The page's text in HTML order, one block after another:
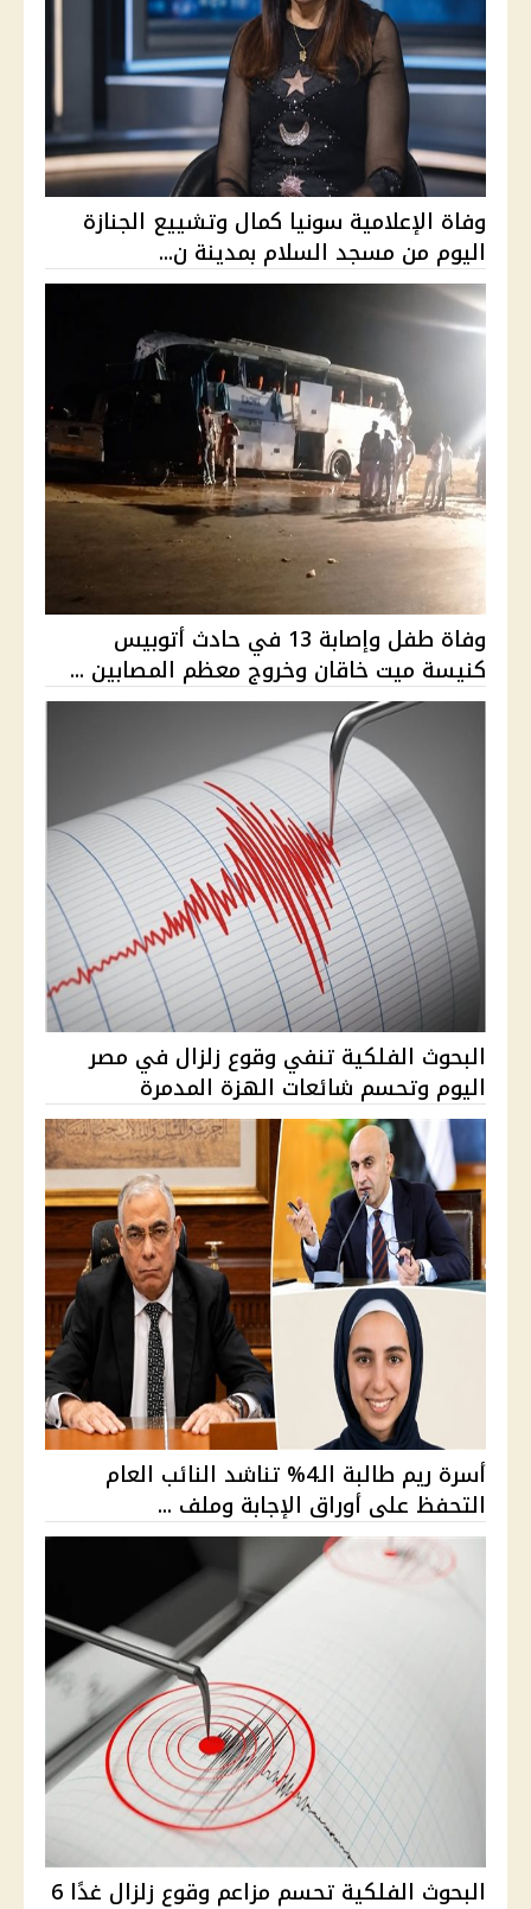
وفاة الإعلامية سونيا كمال وتشييع الجنازة
اليوم من مسجد السلام بمدينة ن...
وفاة طفل وإصابة 13 في حادث أتوبيس
كنيسة ميت خاقان وخروج معظم المصابين ...
البحوث الفلكية تنفي وقوع زلزال في مصر
اليوم وتحسم شائعات الهزة المدمرة
أسرة ريم طالبة الـ4% تناشد النائب العام
التحفظ على أوراق الإجابة وملف ...
البحوث الفلكية تحسم مزاعم وقوع زلزال غدًا 6